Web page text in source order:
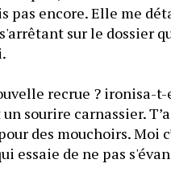
pas encore. Elle me
sur le dossier
recrue ? ironisa-
sourire carnassier.
des mouchoirs. Moi
essaie de ne pas